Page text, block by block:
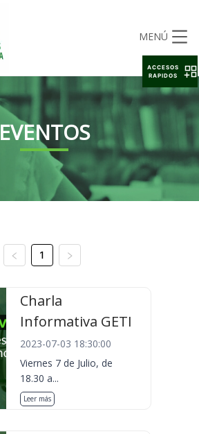
MENÚ
EVENTOS
1
Charla
Informativa GETI
2023-07-03 18:30:00
Viernes 7 de Julio, de
18.30 a...
Leer más
ACCESOS
RAPIDOS